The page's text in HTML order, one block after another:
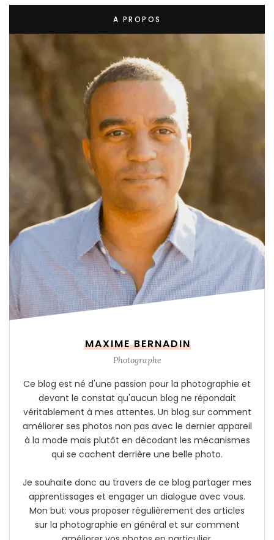
A PROPOS
MAXIME BERNADIN
Photographe
Ce blog est né d'une passion pour la photographie et
devant le constat qu'aucun blog ne répondait
véritablement à mes attentes. Un blog sur comment
améliorer ses photos non pas avec le dernier appareil
à la mode mais plutôt en décodant les mécanismes
qui se cachent derrière une belle photo.
Je souhaite donc au travers de ce blog partager mes
apprentissages et engager un dialogue avec vous.
Mon but: vous proposer régulièrement des articles
sur la photographie en général et sur comment